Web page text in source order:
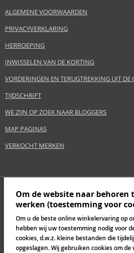
ALGEMENE VOORWAARDEN
PRIVACYVERKLARING
HERROEPING
INWISSELEN VAN DE KORTING
VORDERINGEN EN TERUGTREKKING UIT DE
TIJDSCHRIFT
WE ZIJN OP ZOEK NAAR BLOGGERS
MAP PAGINAS
VERKOCHT MERKEN
Om de website naar behoren
werken (toestemming voor
Om u de beste online winkelervaring op
hebben wij uw toestemming nodig voor
cookies, d.w.z. kleine bestanden die
opgeslagen. Wij gebruiken cookies om